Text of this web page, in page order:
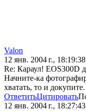
Valon
12 янв. 2004 г., 18:19:38
Re: Караул! EOS300D
Начните-ка
хватать, то и докупите.
ОтветитьЦитировать
12 янв. 2004 г., 18:27:43